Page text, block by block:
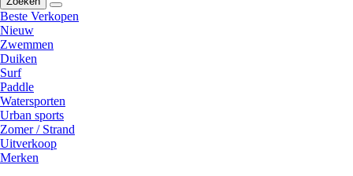
Beste Verkopen
Nieuw
Zwemmen
Duiken
Surf
Paddle
Watersporten
Urban sports
Zomer / Strand
Uitverkoop
Merken